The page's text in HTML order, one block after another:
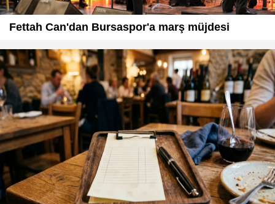
Fettah Can'dan Bursaspor'a marş müjdesi